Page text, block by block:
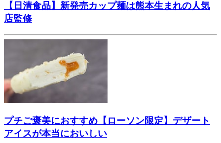
【日清食品】新発売カップ麺は熊本生まれの人気
店監修
プチご褒美におすすめ【ローソン限定】デザート
アイスが本当においしい